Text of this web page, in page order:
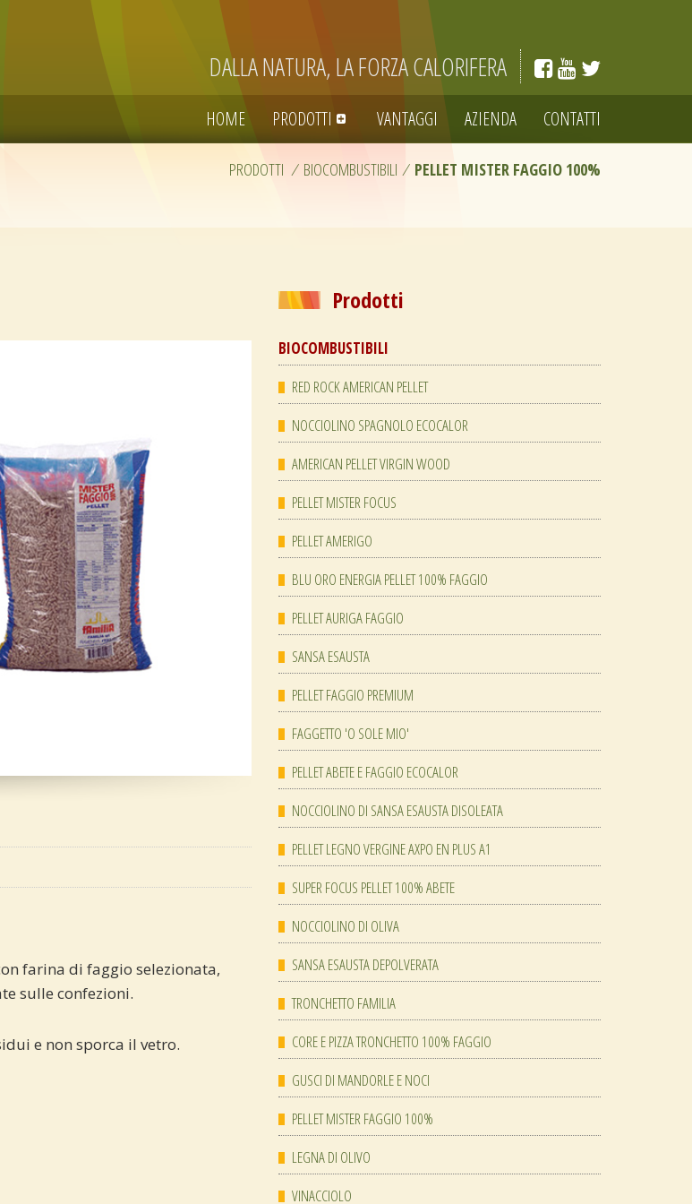
DALLA NATURA, LA FORZA CALORIFERA
HOME PRODOTTI VANTAGGI AZIENDA CONTATTI
PRODOTTI / BIOCOMBUSTIBILI / PELLET MISTER FAGGIO 100%
farina di faggio selezionata,
sulle confezioni.
e non sporca il vetro.
Prodotti
BIOCOMBUSTIBILI
RED ROCK AMERICAN PELLET
NOCCIOLINO SPAGNOLO ECOCALOR
AMERICAN PELLET VIRGIN WOOD
PELLET MISTER FOCUS
PELLET AMERIGO
BLU ORO ENERGIA PELLET 100% FAGGIO
PELLET AURIGA FAGGIO
SANSA ESAUSTA
PELLET FAGGIO PREMIUM
FAGGETTO 'O SOLE MIO'
PELLET ABETE E FAGGIO ECOCALOR
NOCCIOLINO DI SANSA ESAUSTA DISOLEATA
PELLET LEGNO VERGINE AXPO EN PLUS A1
SUPER FOCUS PELLET 100% ABETE
NOCCIOLINO DI OLIVA
SANSA ESAUSTA DEPOLVERATA
TRONCHETTO FAMILIA
CORE E PIZZA TRONCHETTO 100% FAGGIO
GUSCI DI MANDORLE E NOCI
PELLET MISTER FAGGIO 100%
LEGNA DI OLIVO
VINACCIOLO